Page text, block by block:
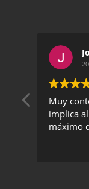
Muy
implica
máximo